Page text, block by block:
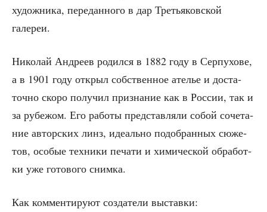
худож­ни­ка, пере­дан­но­го в дар Тре­тья­ков­ской
галереи.
Нико­лай Андре­ев родил­ся в 1882 году в Сер­пу­хо­ве,
а в 1901 году открыл соб­ствен­ное ате­лье и доста­
точ­но ско­ро полу­чил при­зна­ние как в Рос­сии, так и
за рубе­жом. Его рабо­ты пред­став­ля­ли собой соче­та­
ние автор­ских линз, иде­аль­но подо­бран­ных сюже­
тов, осо­бые тех­ни­ки печа­ти и хими­че­ской обра­бот­
ки уже гото­во­го снимка.
Как ком­мен­ти­ру­ют созда­те­ли выставки: